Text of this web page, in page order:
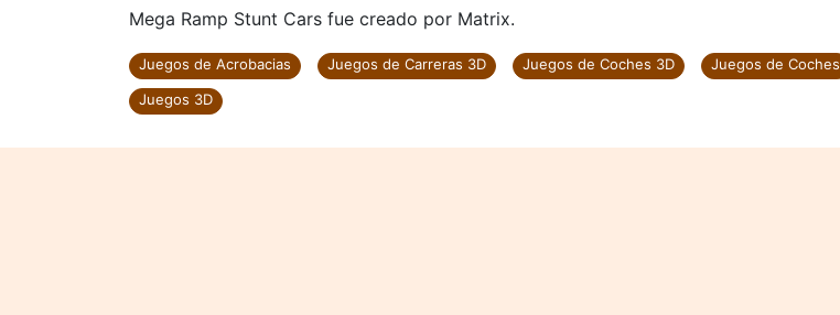
Mega Ramp Stunt Cars fue creado por Matrix.
Juegos de Acrobacias Juegos de Carreras 3D Juegos de Coches 3D
Juegos de Coches
Juegos 3D